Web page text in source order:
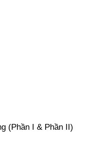
(Phần I & Phần II)